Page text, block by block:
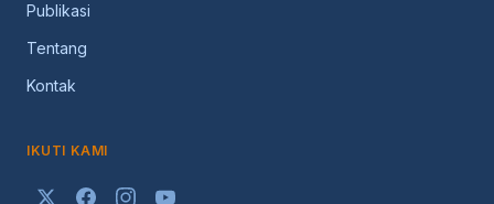
Publikasi
Tentang
Kontak
IKUTI KAMI